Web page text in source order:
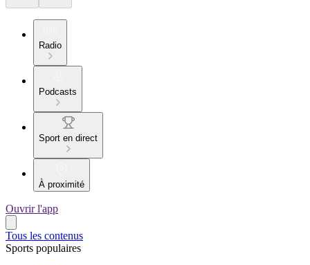
Radio
Podcasts
Sport en direct
À proximité
Ouvrir l'app
Tous les contenus
Sports populaires